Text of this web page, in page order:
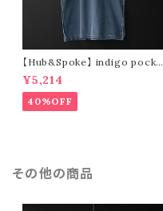
【Hub&Spoke】 indigo pocke
t t-shirt (light indigo)
¥5,214
40%OFF
その他の商品